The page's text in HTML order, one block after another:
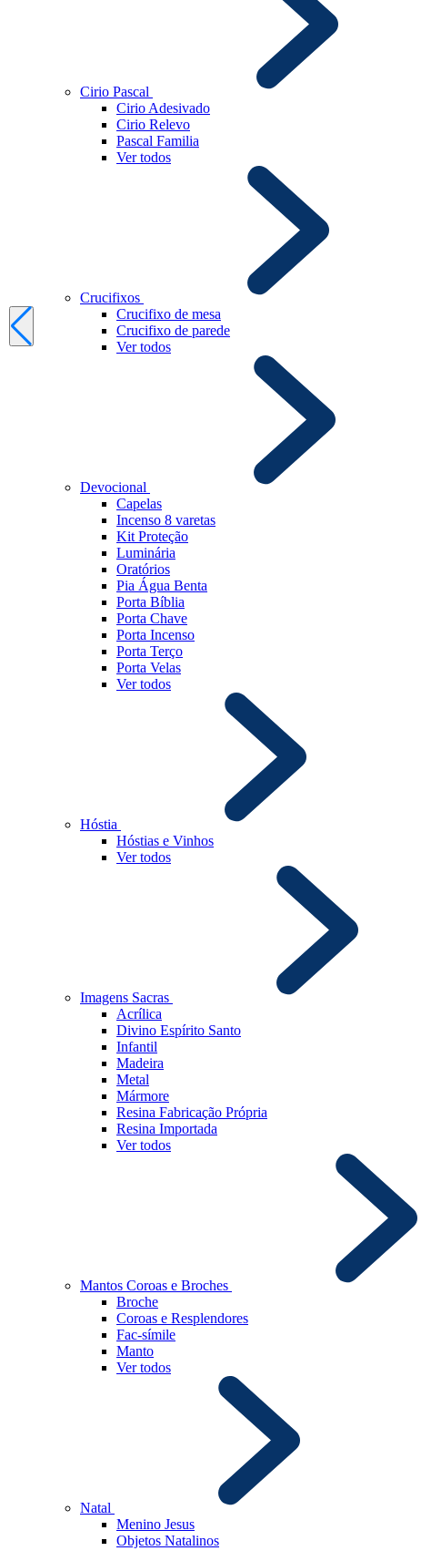
Cirio Pascal
Cirio Adesivado
Cirio Relevo
Pascal Familia
Ver todos
Crucifixos
Crucifixo de mesa
Crucifixo de parede
Ver todos
Devocional
Capelas
Incenso 8 varetas
Kit Proteção
Luminária
Oratórios
Pia Água Benta
Porta Bíblia
Porta Chave
Porta Incenso
Porta Terço
Porta Velas
Ver todos
Hóstia
Hóstias e Vinhos
Ver todos
Imagens Sacras
Acrílica
Divino Espírito Santo
Infantil
Madeira
Metal
Mármore
Resina Fabricação Própria
Resina Importada
Ver todos
Mantos Coroas e Broches
Broche
Coroas e Resplendores
Fac-símile
Manto
Ver todos
Natal
Menino Jesus
Objetos Natalinos